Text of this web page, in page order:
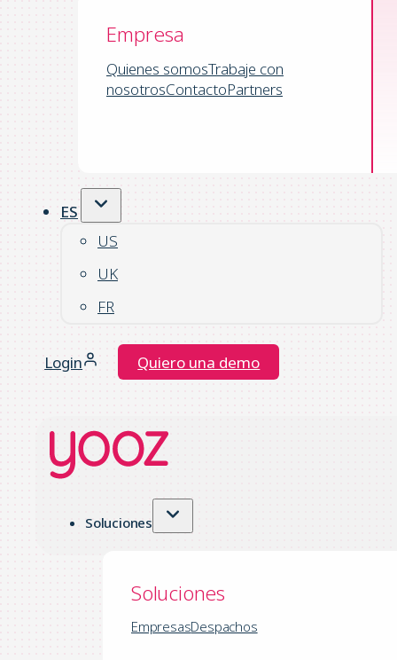
Empresa
Quienes somosTrabaje con
nosotrosContactoPartners
ES
US
UK
FR
Login Quiero una demo
Soluciones
Soluciones
EmpresasDespachos